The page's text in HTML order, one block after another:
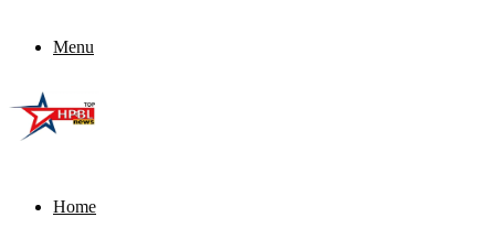
Menu
Home